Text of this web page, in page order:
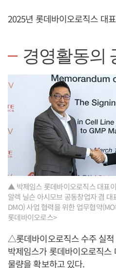
2025년 롯데바이오로직스 대
경영활동의
▲ 박제임스 롯데바이오로직스 대표
알렉 닐슨 아시모브 공동창업자 겸
DMO) 사업 협력을 위한 업무협약
롯데바이오로스>
△롯데바이오로직스 수주 실
박제임스가 롯데바이오로직
물량을 확보하고 있다.